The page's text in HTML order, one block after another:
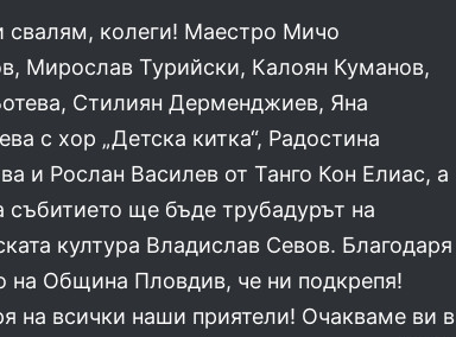
свалям, колеги! Маестро Мичо
Мирослав Турийски, Калоян Куманов,
Стилиян Дерменджиев, Яна
с хор „Детска китка“, Радостина
и Рослан Василев от Танго Кон Елиас, а
събитието ще бъде трубадурът на
култура Владислав Севов. Благодаря
на Община Пловдив, че ни подкрепя!
на всички наши приятели! Очакваме ви в